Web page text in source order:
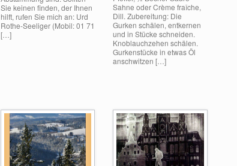
Sie keinen finden, der Ihnen
hilft, rufen Sie mich an: Urd
Rothe-Seeliger (Mobil: 01 71
[…]
Sahne oder Crème fraîche,
Dill. Zubereitung: Die
Gurken schälen, entkernen
und in Stücke schneiden.
Knoblauchzehen schälen.
Gurkenstücke in etwas Öl
anschwitzen […]